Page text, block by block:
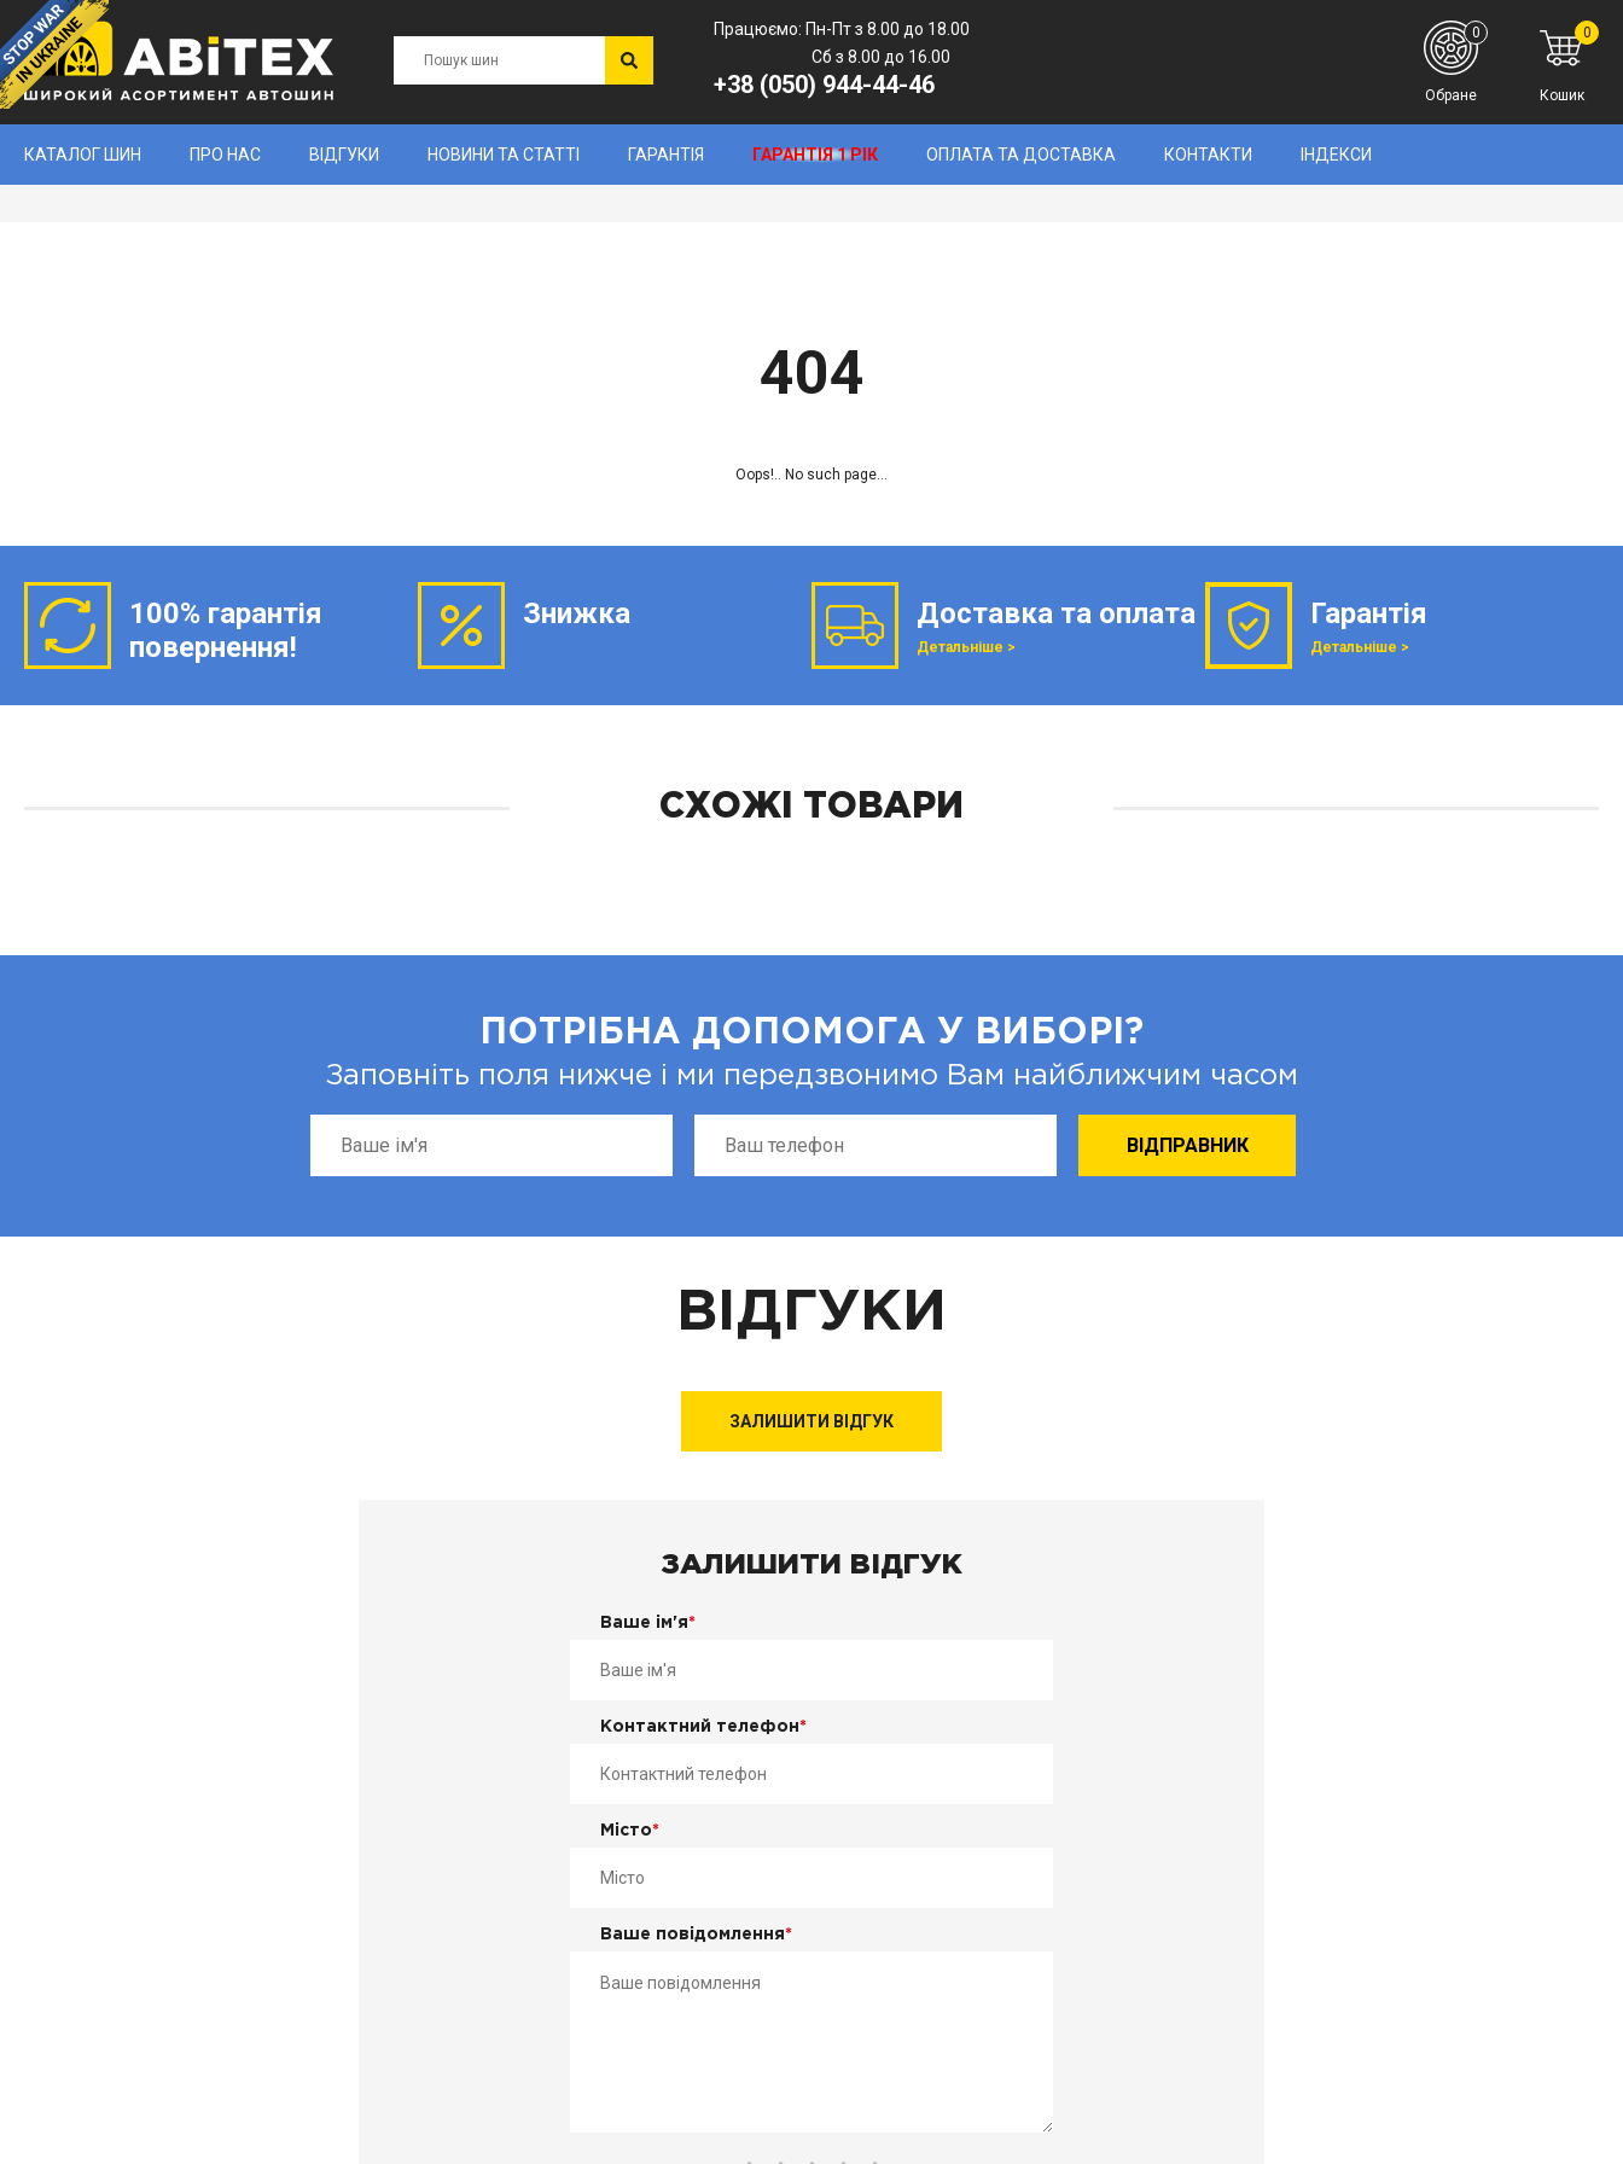
Працюємо: Пн-Пт з 8.00 до 18.00
Сб з 8.00 до 16.00
+38 (050) 944-44-46
0
Кошик
0
Обране
КАТАЛОГ ШИН ПРО НАС ВІДГУКИ НОВИНИ ТА СТАТТІ ГАРАНТІЯ ГАРАНТІЯ 1 РІК ОПЛАТА ТА ДОСТАВКА КОНТАКТИ ІНДЕКСИ
404
Oops!.. No such page...
100% гарантія
повернення!
Знижка Доставка та оплата
Детальніше >
Гарантія
Детальніше >
СХОЖІ ТОВАРИ
ПОТРІБНА ДОПОМОГА У ВИБОРІ?
Заповніть поля нижче і ми передзвонимо Вам найближчим часом
ВІДГУКИ
ЗАЛИШИТИ ВІДГУК
ЗАЛИШИТИ ВІДГУК
Ваше ім'я*
Контактний телефон*
Місто*
Ваше повідомлення*